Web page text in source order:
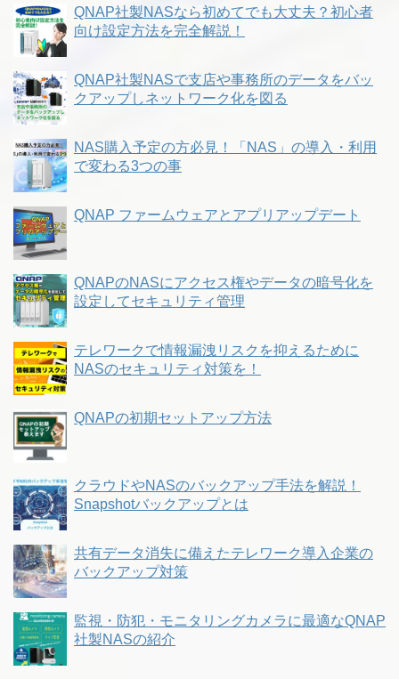
QNAP社製NASなら初めてでも大丈夫？初心者
向け設定方法を完全解説！
QNAP社製NASで支店や事務所のデータをバッ
クアップしネットワーク化を図る
NAS購入予定の方必見！「NAS」の導入・利用
で変わる3つの事
QNAP ファームウェアとアプリアップデート
QNAPのNASにアクセス権やデータの暗号化を
設定してセキュリティ管理
テレワークで情報漏洩リスクを抑えるために
NASのセキュリティ対策を！
QNAPの初期セットアップ方法
クラウドやNASのバックアップ手法を解説！
Snapshotバックアップとは
共有データ消失に備えたテレワーク導入企業の
バックアップ対策
監視・防犯・モニタリングカメラに最適なQNAP
社製NASの紹介